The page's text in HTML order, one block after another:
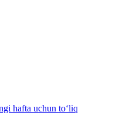
hafta uchun to‘liq